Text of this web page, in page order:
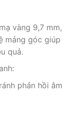
vàng 9,7 mm,
mảng góc giúp
quả.
phản hồi âm